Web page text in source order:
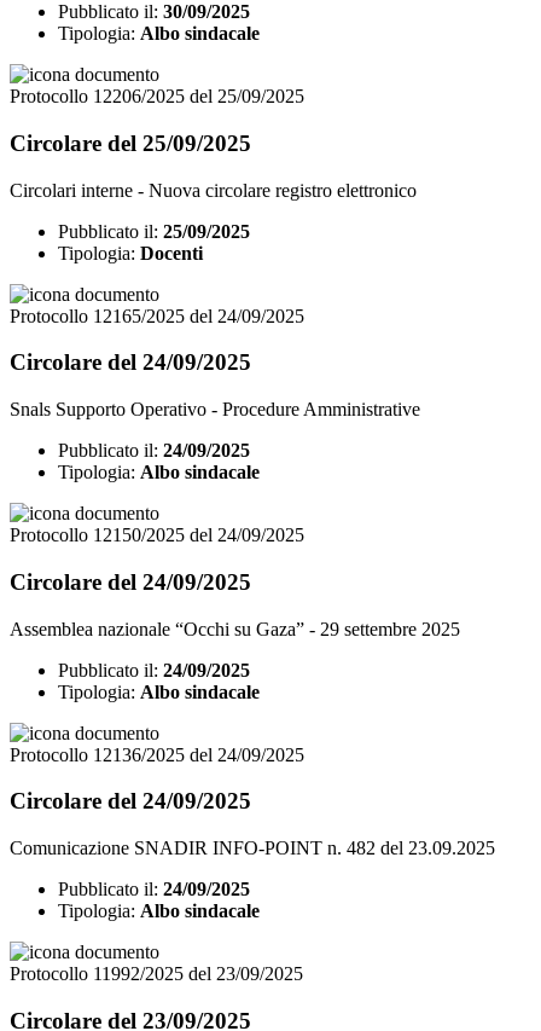
Pubblicato il: 30/09/2025
Tipologia: Albo sindacale
Protocollo 12206/2025 del 25/09/2025
Circolare del 25/09/2025
Circolari interne - Nuova circolare registro elettronico
Pubblicato il: 25/09/2025
Tipologia: Docenti
Protocollo 12165/2025 del 24/09/2025
Circolare del 24/09/2025
Snals Supporto Operativo - Procedure Amministrative
Pubblicato il: 24/09/2025
Tipologia: Albo sindacale
Protocollo 12150/2025 del 24/09/2025
Circolare del 24/09/2025
Assemblea nazionale “Occhi su Gaza” - 29 settembre 2025
Pubblicato il: 24/09/2025
Tipologia: Albo sindacale
Protocollo 12136/2025 del 24/09/2025
Circolare del 24/09/2025
Comunicazione SNADIR INFO-POINT n. 482 del 23.09.2025
Pubblicato il: 24/09/2025
Tipologia: Albo sindacale
Protocollo 11992/2025 del 23/09/2025
Circolare del 23/09/2025